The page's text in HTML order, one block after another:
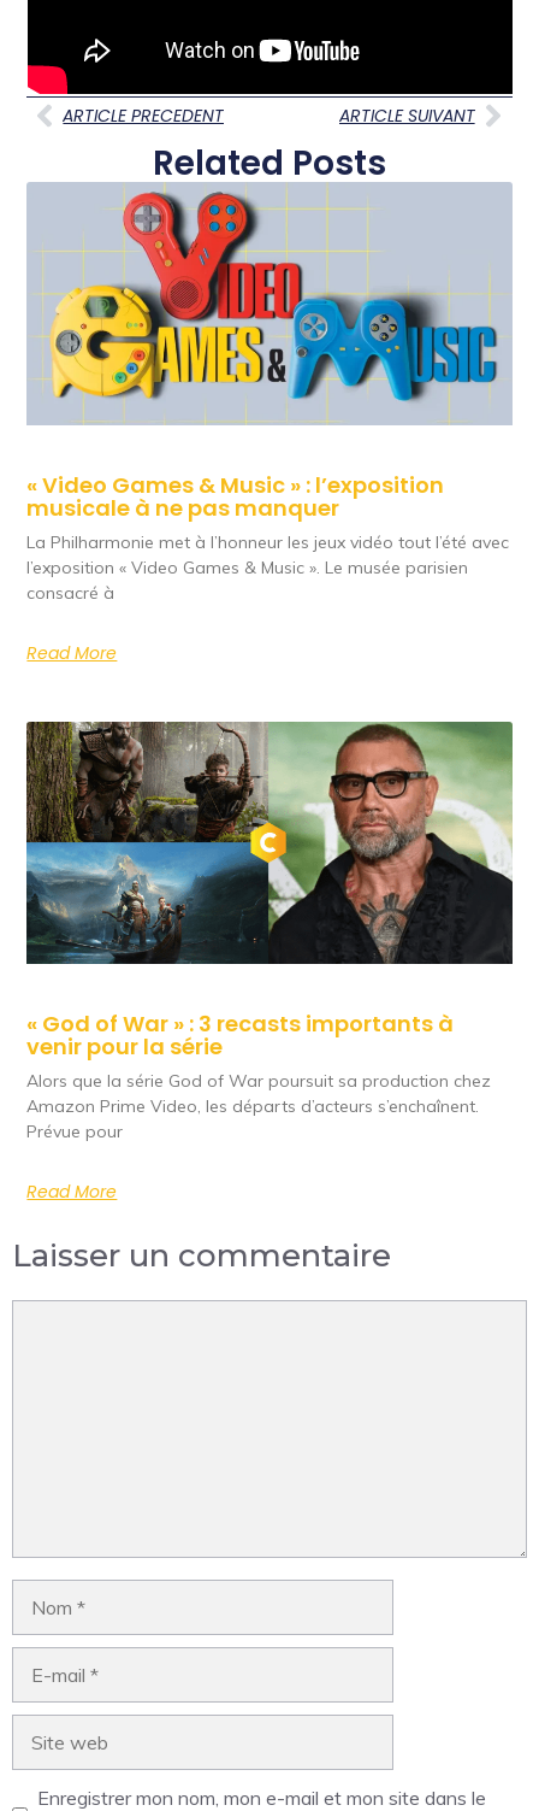
ARTICLE PRECEDENT ARTICLE SUIVANT
Related Posts
« Video Games & Music » : l’exposition
musicale à ne pas manquer
La Philharmonie met à l’honneur les jeux vidéo tout l’été avec
l’exposition « Video Games & Music ». Le musée parisien
consacré à
Read More
« God of War » : 3 recasts importants à
venir pour la série
Alors que la série God of War poursuit sa production chez
Amazon Prime Video, les départs d’acteurs s’enchaînent.
Prévue pour
Read More
Laisser un commentaire
Enregistrer mon nom, mon e-mail et mon site dans le